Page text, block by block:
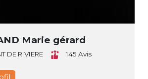
Marie gérard
DE RIVIERE 145 Avis